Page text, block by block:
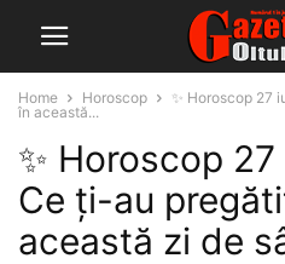
Home Horoscop
✨ Horoscop 27
în această...
✨ Horoscop
Ce ți-au
această zi de